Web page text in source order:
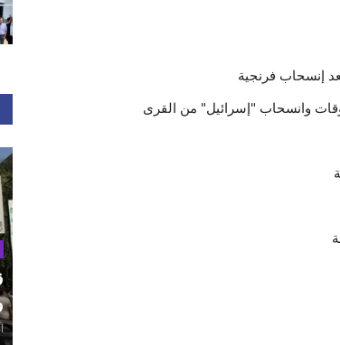
إنسحاب فرنجية
وانسحاب "إسرائيل" من القرى